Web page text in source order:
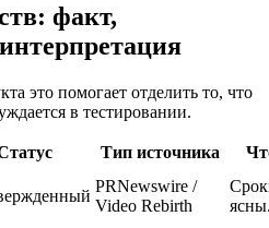
факт,
это помогает отделить то, что
в тестировании.
Тип источника
PRNewswire /
Video Rebirth